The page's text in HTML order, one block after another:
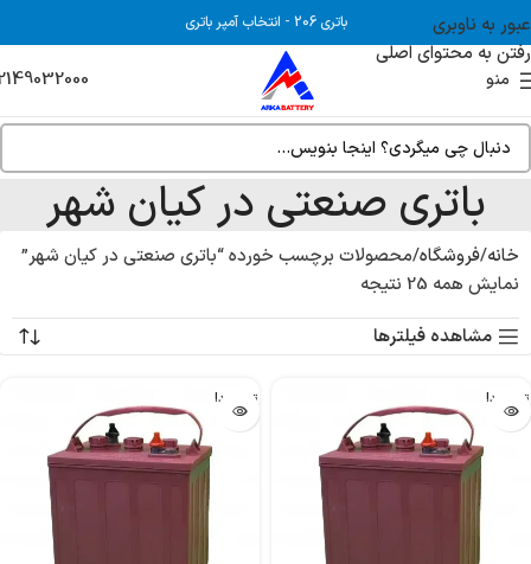
عبور به ناوبری
رفتن به محتوای اصلی
باتری 206 - انتخاب آمپر باتری
منو
باتری صنعتی در کیان شهر
خانه فروشگاه محصولات برچسب خورده “باتری صنعتی در کیان شهر”
نمایش همه 25 نتیجه
مشاهده فیلترها
تمام شد! تمام شد!